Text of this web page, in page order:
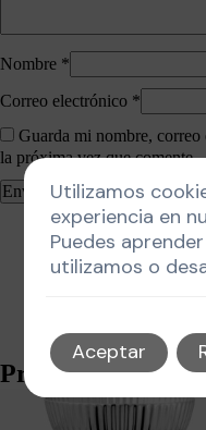
Nombre *
Correo electrónico *
Guarda mi nombre, correo
la próxima vez que comente.
Productos
Utilizamos
experiencia en
Puedes
utilizamos o
Aceptar